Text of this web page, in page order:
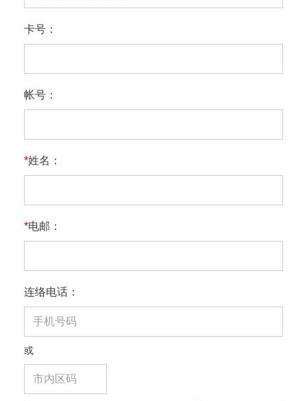
卡号：
帐号：
*姓名：
*电邮：
连络电话：
或